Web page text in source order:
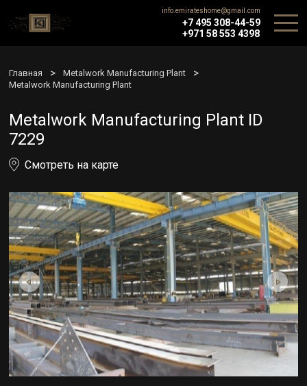
info.emirateshome@gmail.com
+7 495 308-44-59
+971 58 553 4398
Главная > Metalwork Manufacturing Plant >
Metalwork Manufacturing Plant
Metalwork Manufacturing Plant ID
7229
Смотреть на карте